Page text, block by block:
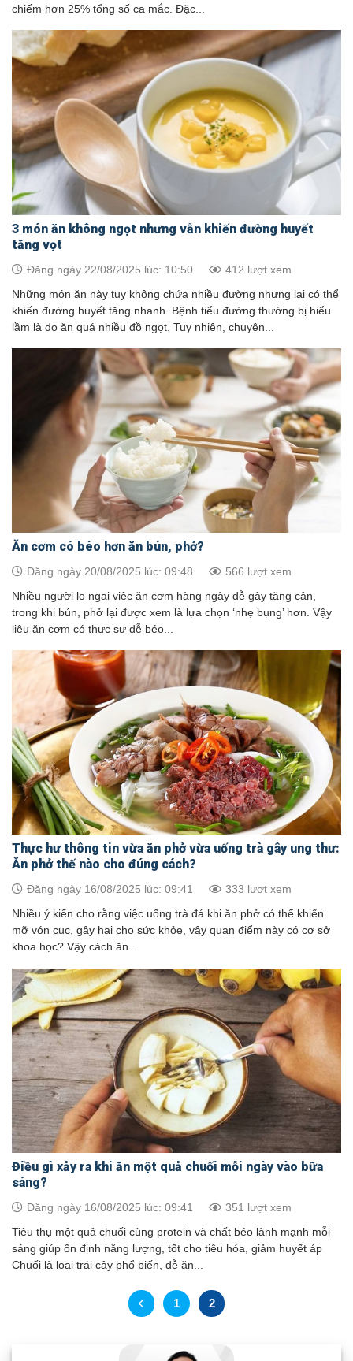
chiếm hơn 25% tổng số ca mắc. Đặc...
3 món ăn không ngọt nhưng vẫn khiến đường huyết
tăng vọt
Đăng ngày 22/08/2025 lúc: 10:50 412 lượt xem
Những món ăn này tuy không chứa nhiều đường nhưng lại có thể
khiến đường huyết tăng nhanh. Bệnh tiểu đường thường bị hiểu
lầm là do ăn quá nhiều đồ ngọt. Tuy nhiên, chuyên...
Ăn cơm có béo hơn ăn bún, phở?
Đăng ngày 20/08/2025 lúc: 09:48 566 lượt xem
Nhiều người lo ngại việc ăn cơm hàng ngày dễ gây tăng cân,
trong khi bún, phở lại được xem là lựa chọn ‘nhẹ bụng’ hơn. Vậy
liệu ăn cơm có thực sự dễ béo...
Thực hư thông tin vừa ăn phở vừa uống trà gây ung thư:
Ăn phở thế nào cho đúng cách?
Đăng ngày 16/08/2025 lúc: 09:41 333 lượt xem
Nhiều ý kiến cho rằng việc uống trà đá khi ăn phở có thể khiến
mỡ vón cục, gây hại cho sức khỏe, vậy quan điểm này có cơ sở
khoa học? Vậy cách ăn...
Điều gì xảy ra khi ăn một quả chuối mỗi ngày vào bữa
sáng?
Đăng ngày 16/08/2025 lúc: 09:41 351 lượt xem
Tiêu thụ một quả chuối cùng protein và chất béo lành mạnh mỗi
sáng giúp ổn định năng lượng, tốt cho tiêu hóa, giảm huyết áp
Chuối là loại trái cây phổ biến, dễ ăn...
1 2